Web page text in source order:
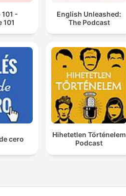
-
101
English Unleashed:
The Podcast
cero
Hihetetlen Történelem
Podcast